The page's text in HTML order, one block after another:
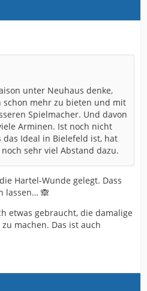
unter Neuhaus denke,
mehr zu bieten und mit
Spielmacher. Und davon
Arminen. Ist noch nicht
Ideal in Bielefeld ist, hat
sehr viel Abstand dazu.
Hartel-Wunde gelegt. Dass
lassen… 🙈
etwas gebraucht, die damalige
machen. Das ist auch